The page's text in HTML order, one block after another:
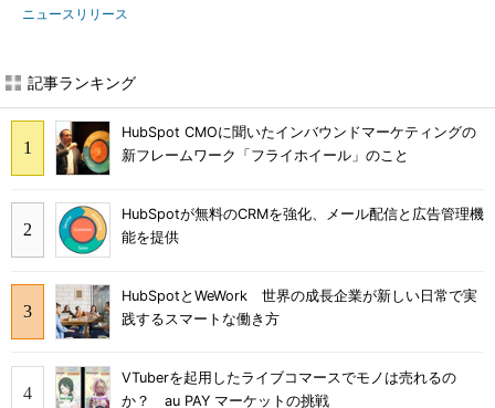
ニュースリリース
記事ランキング
HubSpot CMOに聞いたインバウンドマーケティングの
新フレームワーク「フライホイール」のこと
HubSpotが無料のCRMを強化、メール配信と広告管理機
能を提供
HubSpotとWeWork 世界の成長企業が新しい日常で実
践するスマートな働き方
VTuberを起用したライブコマースでモノは売れるの
か？ au PAY マーケットの挑戦